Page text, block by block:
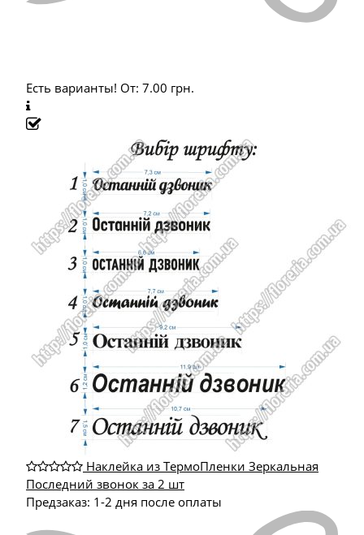
Есть варианты! От: 7.00 грн.
Наклейка из ТермоПленки Зеркальная
Последний звонок за 2 шт
Предзаказ: 1-2 дня после оплаты